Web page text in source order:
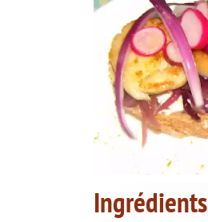
Ingrédients